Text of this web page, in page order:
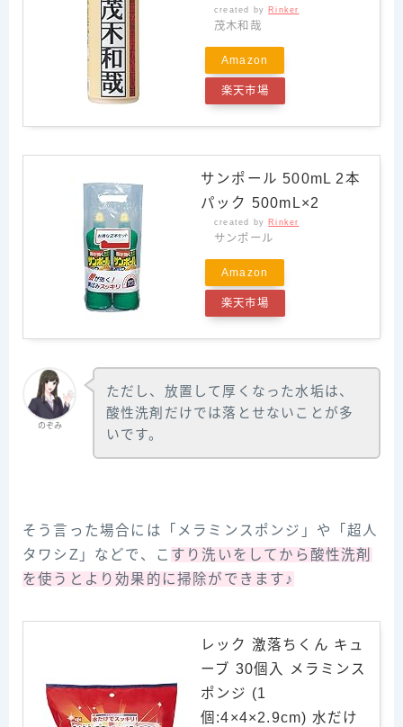
created by Rinker
茂木和哉
Amazon
楽天市場
サンポール 500mL 2本
パック 500mL×2
created by Rinker
サンポール
Amazon
楽天市場
のぞみ
ただし、放置して厚くなった水垢は、
酸性洗剤だけでは落とせないことが多
いです。
そう言った場合には「メラミンスポンジ」や「超人
タワシZ」などで、こ すり洗いをしてから酸性洗剤
を使うとより効果的に掃除ができます♪
レック 激落ちくん キュ
ーブ 30個入 メラミンス
ポンジ (1
個:4×4×2.9cm) 水だけ